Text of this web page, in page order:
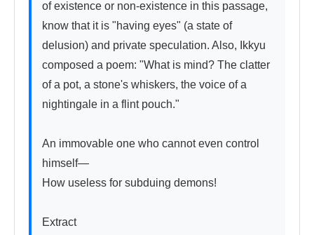
of existence or non-existence in this passage,
know that it is "having eyes" (a state of
delusion) and private speculation. Also, Ikkyu
composed a poem: "What is mind? The clatter
of a pot, a stone's whiskers, the voice of a
nightingale in a flint pouch."
An immovable one who cannot even control
himself—
How useless for subduing demons!
Extract